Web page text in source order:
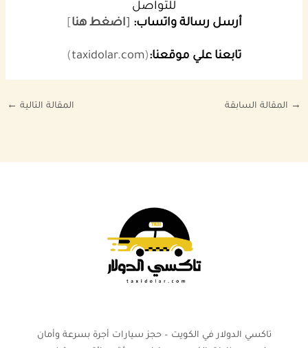
للتواصل
أرسل رسالة واتساب: [اضغط هنا]
تابعنا علي موقعنا:(
taxidolar.com
)
→ المقالة السابقة المقالة التالية ←
تاكسي الدولار في الكويت – حجز سيارات أجرة بسرعة وأمان